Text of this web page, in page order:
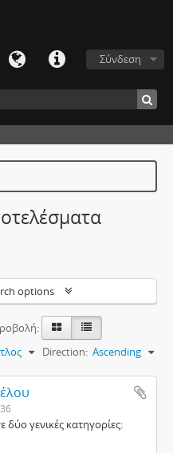
Σύνδεση
options
Direction: Ascending
δύο γενικές κατηγορίες: